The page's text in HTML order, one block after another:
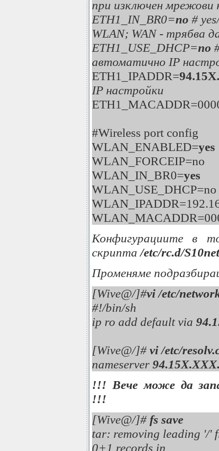
при изключен мрежови
ETH1_IN_BR0=no #
WLAN; WAN - трябва
ETH1_USE_DHCP=no
автоматично IP
ETH1_IPADDR=
IP настройки
#Wireless port config
WLAN_ENABLED=yes
WLAN_FORCEIP=no
WLAN_IN_BR0=yes
WLAN_USE_DHCP=no
Конфигурациите в
скрипта/etc/rc.d/
Променяме
[Wive@/]#vi /etc/
#!/bin/sh
ip ro add default via
[Wive@/]# vi /etc/
nameserver
!!! Вече може да
!!!
[Wive@/]# fs save
tar: removing leading '/'
0+1 records in